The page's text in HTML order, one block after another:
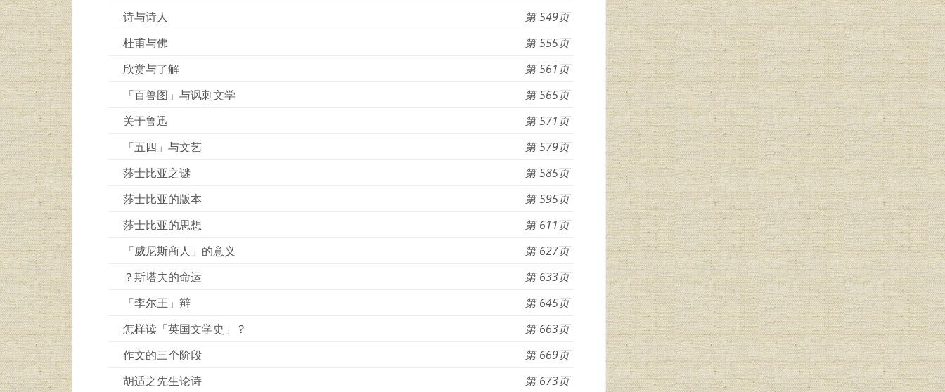
诗与诗人
549
杜甫与佛
555
欣赏与了解
561
「百兽图」与讽刺文学
565
关于鲁迅
571
「五四」与文艺
579
莎士比亚之谜
585
莎士比亚的版本
595
莎士比亚的思想
611
「威尼斯商人」的意义
627
？斯塔夫的命运
633
「李尔王」辩
645
怎样读「英国文学史」？
663
作文的三个阶段
669
胡适之先生论诗
673